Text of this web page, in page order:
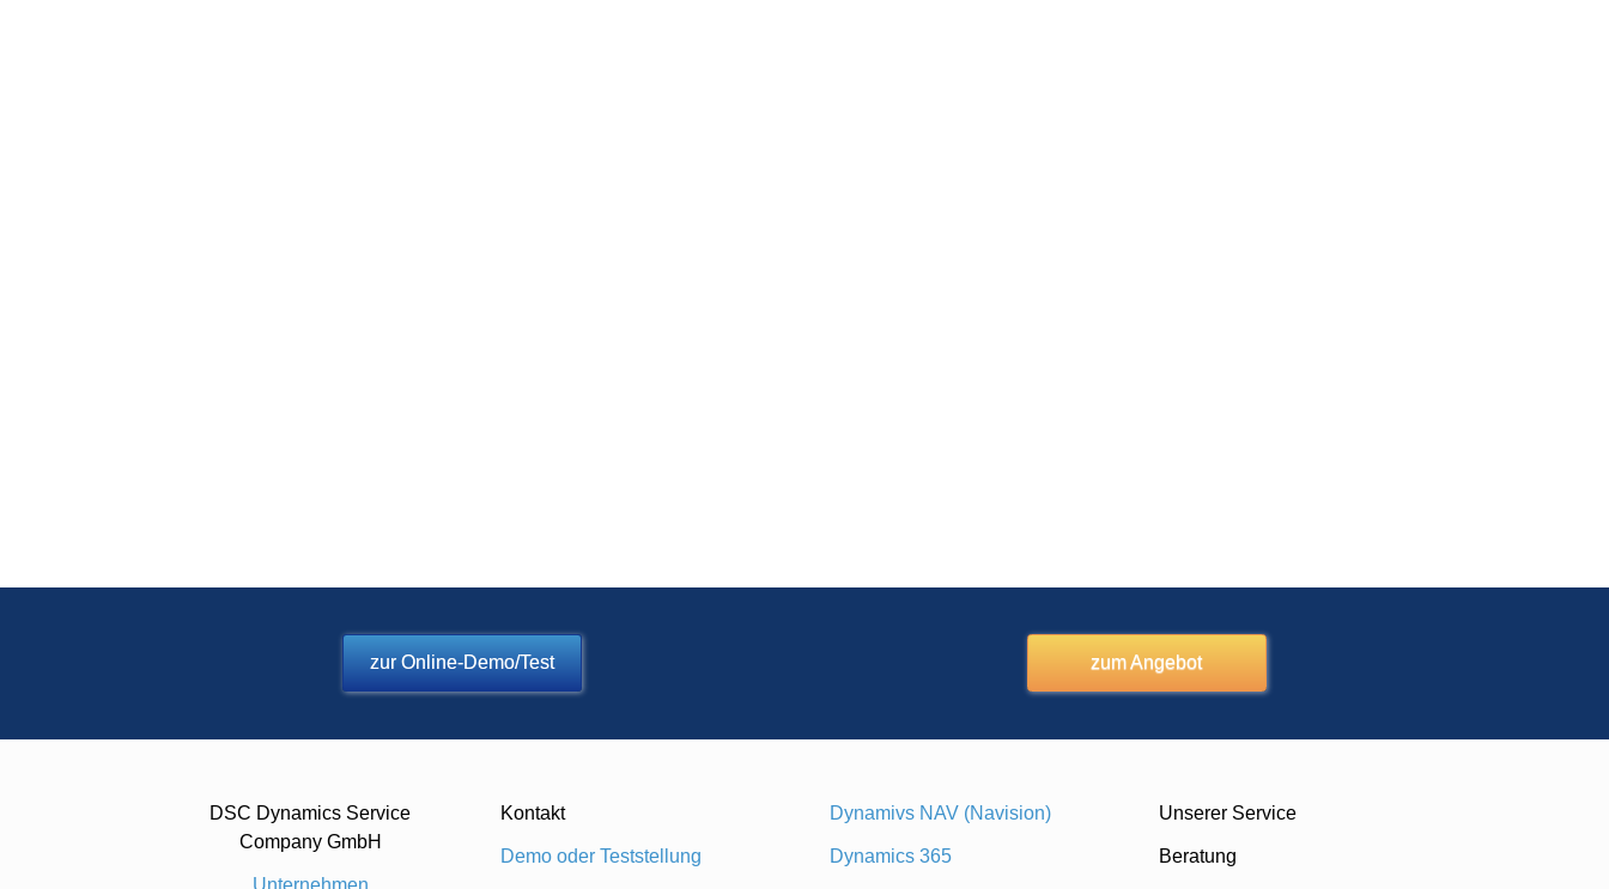
zur Online-Demo/Test zum Angebot
DSC Dynamics Service
Company GmbH
Unternehmen
Kontakt
Demo oder Teststellung
Dynamivs NAV (Navision)
Dynamics 365
Unserer Service
Beratung